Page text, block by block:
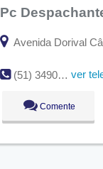
Pc
Avenida Dorival
(51) 3490-4244 ver
Comente